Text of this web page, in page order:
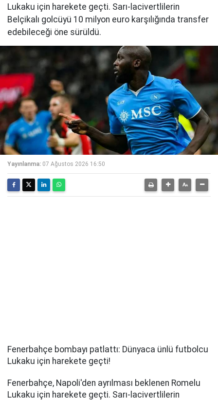
Lukaku için harekete geçti. Sarı-lacivertlilerin
Belçikalı golcüyü 10 milyon euro karşılığında transfer
edebileceği öne sürüldü.
Yayınlanma: 07 Ağustos 2026 16:50
Fenerbahçe bombayı patlattı: Dünyaca ünlü futbolcu
Lukaku için harekete geçti!
Fenerbahçe, Napoli'den ayrılması beklenen Romelu
Lukaku için harekete geçti. Sarı-lacivertlilerin